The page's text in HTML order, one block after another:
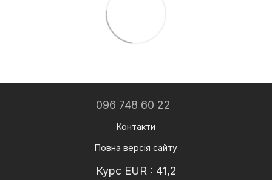
096 748 60 22
Контакти
Повна версія сайту
Курс EUR : 41,2